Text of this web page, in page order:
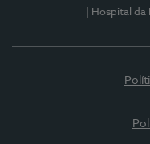
| Hospital da